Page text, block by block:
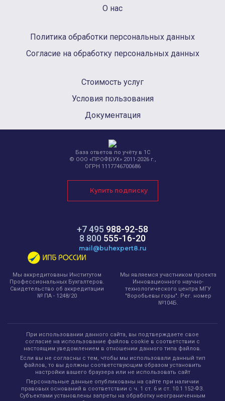
О нас
Политика обработки персональных данных
Согласие на обработку персональных данных
Стоимость услуг
Условия пользования
Документация
База ответов по учёту в 1С
© ООО «ПРОФБУХ» 2011-2026 г.,
ОГРН 1117746700686
+7 495 988-92-58
8 800 555-16-20
mail@buhexpert8.ru
Купить подписку
Мы аккредитованы Институтом
Профессиональных Бухгалтеров.
Свидетельство об аккредитации
№ ПА - 1248/20
Мы являемся участником проекта
Инновационного научно-
технологического центра МГУ
"Воробьевы горы". Рег. номер
№104Б.
При использовании данного сайта, вы подтверждаете свое
согласие на использование файлов cookie в соответствии с
настоящим уведомлением в отношении данного типа файлов.
Если вы не согласны с тем, чтобы мы использовали данный тип
файлов, то вы должны соответствующим образом установить
настройки вашего браузера или не использовать сайт
Персональные данные опубликованы на сайте при наличии
правовых оснований в соответствии с ч. 1 ст. 6 и ст. 10.1 152-ФЗ.
Субъектами установлены запреты на обработку неограниченным